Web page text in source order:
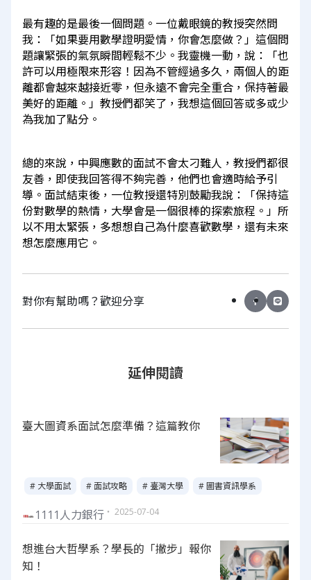
最有趣的是最後一個問題。一位戴眼鏡的教授突然問
我：「如果要用數學證明愛情，你會怎麼做？」這個問
題讓緊張的氣氛瞬間輕鬆不少。我靈機一動，說：「也
許可以用極限來形容！因為不管經過多久，兩個人的距
離都會越來越接近零，但永遠不會完全重合，保持著最
美好的距離。」教授們都笑了，我想這個回答或多或少
為我加了點分。
總的來說，中興應數的面試不會太刁難人，教授們都很
友善，即使我回答得不夠完善，他們也會適時給予引
導。面試結束後，一位教授還特別鼓勵我說：「保持這
份對數學的熱情，大學會是一個很棒的探索旅程。」所
以不用太緊張，多想想自己為什麼喜歡數學，還有未來
想怎麼應用它。
對你有幫助嗎？歡迎分享
延伸閱讀
臺大圖資系面試怎麼準備？這篇教你
# 大學面試 # 面試攻略 # 臺灣大學 # 圖書資訊學系
1111人力銀行 ・ 2025-07-04
想進台大哲學系？學長的「撇步」報你
知！